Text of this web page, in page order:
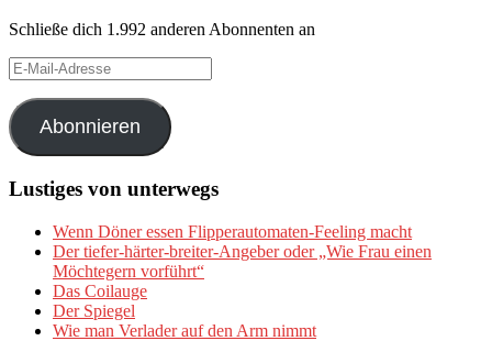
Schließe dich 1.992 anderen Abonnenten an
E-
Mail-
Adresse
Abonnieren
Lustiges von unterwegs
Wenn Döner essen Flipperautomaten-Feeling macht
Der tiefer-härter-breiter-Angeber oder „Wie Frau einen
Möchtegern vorführt“
Das Coilauge
Der Spiegel
Wie man Verlader auf den Arm nimmt